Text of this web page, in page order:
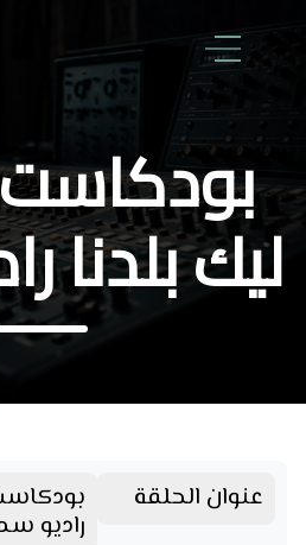
بودكاست
ليك بلدنا
عنوان الحلقة
راديو